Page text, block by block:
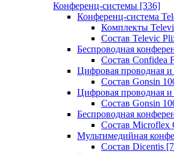
Конференц-системы [336]
Конференц-система
Комплекты
Состав Televic
Беспроводная
Состав Confidea
Цифровая проводная и
Состав Gonsin
Цифровая проводная и
Состав Gonsin
Беспроводная
Состав Microflex
Мультимедийная
Состав Dicentis